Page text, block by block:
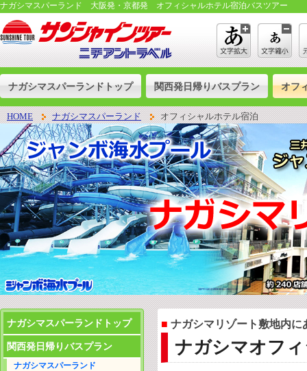
ナガシマスパーランド 大阪発・京都発 オフィシャルホテル宿泊バスツアー
ナガシマスパーランドトップ 関西発日帰りバスプラン オフ
HOME ナガシマスパーランド オフィシャルホテル宿泊
ナガシマスパーランドトップ
関西発日帰りバスプラン
ナガシマスパーランド
■ ナガシマリゾート敷地内
ナガシマオフ